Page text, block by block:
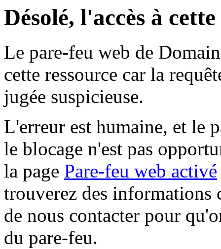
Désolé, l'accès à
Le pare-feu web de
cette ressource car la
jugée suspicieuse.
L'erreur est humaine, et le
le blocage n'est pas
la page Pare-feu web activé
trouverez des informations
de nous contacter pour
du pare-feu.